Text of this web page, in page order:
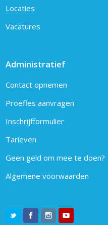
Locaties
Vacatures
Administratief
Contact opnemen
Proefles aanvragen
Inschrijfformulier
Tarieven
Geen geld om mee te doen?
Algemene voorwaarden